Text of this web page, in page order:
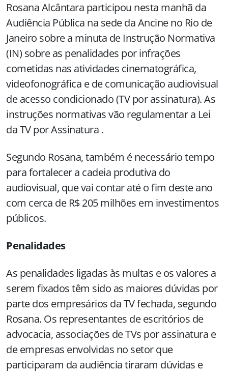
Rosana Alcântara participou nesta manhã da
Audiência Pública na sede da Ancine no Rio de
Janeiro sobre a minuta de Instrução Normativa
(IN) sobre as penalidades por infrações
cometidas nas atividades cinematográfica,
videofonográfica e de comunicação audiovisual
de acesso condicionado (TV por assinatura). As
instruções normativas vão regulamentar a Lei
da TV por Assinatura .
Segundo Rosana, também é necessário tempo
para fortalecer a cadeia produtiva do
audiovisual, que vai contar até o fim deste ano
com cerca de R$ 205 milhões em investimentos
públicos.
Penalidades
As penalidades ligadas às multas e os valores a
serem fixados têm sido as maiores dúvidas por
parte dos empresários da TV fechada, segundo
Rosana. Os representantes de escritórios de
advocacia, associações de TVs por assinatura e
de empresas envolvidas no setor que
participaram da audiência tiraram dúvidas e